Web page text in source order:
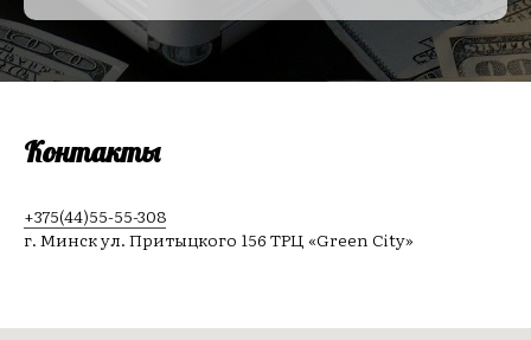
Контакты
+375(44)55-55-308
г. Минск ул. Притыцкого 156 ТРЦ «Green City»